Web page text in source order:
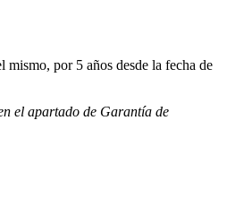
por 5 años desde la fecha de
el apartado de Garantía de